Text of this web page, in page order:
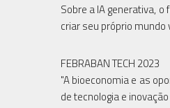
Sobre a IA generativa,
criar seu próprio
FEBRABAN TECH 2023
"A bioeconomia e as
de tecnologia e